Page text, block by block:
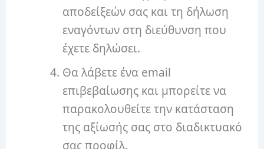
αποδείξεών σας και τη δήλωση
εναγόντων στη διεύθυνση που
έχετε δηλώσει.
Θα λάβετε ένα email
επιβεβαίωσης και μπορείτε να
παρακολουθείτε την κατάσταση
της αξίωσής σας στο διαδικτυακό
σας προφίλ.